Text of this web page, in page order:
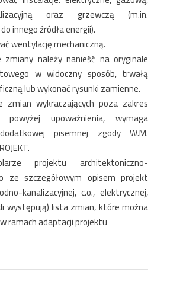
oraz grzewczą (m.in.
innego źródła energii).
wentylację mechaniczną.
zmiany należy nanieść na oryginale
w widoczny sposób, trwałą
lub wykonać rysunki zamienne.
zmian wykraczających poza zakres
powyżej upoważnienia, wymaga
pisemnej zgody W.M.
projektu architektoniczno-
ze szczegółowym opisem projekt
kanalizacyjnej, c.o., elektrycznej,
występują) lista zmian, które można
ramach adaptacji projektu